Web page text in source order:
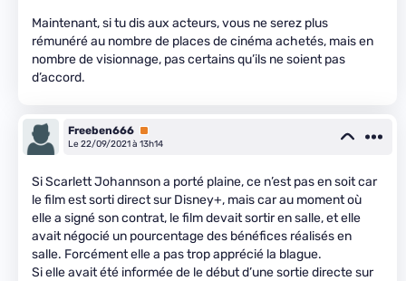
Maintenant, si tu dis aux acteurs, vous ne serez plus
rémunéré au nombre de places de cinéma achetés, mais en
nombre de visionnage, pas certains qu’ils ne soient pas
d’accord.
Freeben666 Premium
Le 22/09/2021 à 13h14
Si Scarlett Johannson a porté plaine, ce n’est pas en soit car
le film est sorti direct sur Disney+, mais car au moment où
elle a signé son contrat, le film devait sortir en salle, et elle
avait négocié un pourcentage des bénéfices réalisés en
salle. Forcément elle a pas trop apprécié la blague.
Si elle avait été informée de le début d’une sortie directe sur